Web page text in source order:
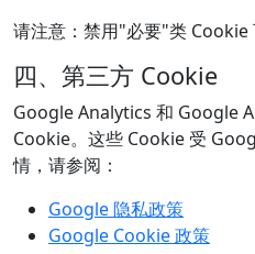
请注意：禁用"必要"类 Cookie
四、第三方 Cookie
Google Analytics 和 Google
Cookie。这些 Cookie 受
情，请参阅：
Google 隐私政策
Google Cookie 政策